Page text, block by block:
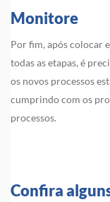
Monitore
Por fim, após colocar
todas as etapas, é
os novos processos
cumprindo com os
processos.
Confira